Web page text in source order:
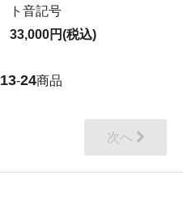
ト音記号
33,000円(税込)
13-24商品
次へ